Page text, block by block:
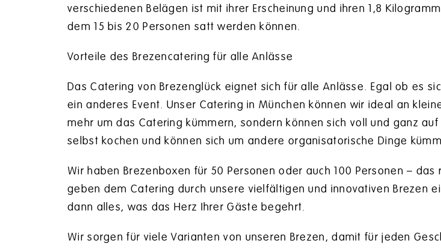
verschiedenen Belägen ist mit ihrer Erscheinung und ihren 1,8
dem 15 bis 20 Personen satt werden können.
Vorteile des Brezencatering für alle Anlässe
Das Catering von Brezenglück eignet sich für alle Anlässe. Egal ob es
ein anderes Event. Unser Catering in München können wir ideal an
mehr um das Catering kümmern, sondern können sich voll und ganz
selbst kochen und können sich um andere organisatorische Dinge
Wir haben Brezenboxen für 50 Personen oder auch 100 Personen –
geben dem Catering durch unsere vielfältigen und innovativen Brezen
dann alles, was das Herz Ihrer Gäste begehrt.
Wir sorgen für viele Varianten von unseren Brezen, damit für jeden